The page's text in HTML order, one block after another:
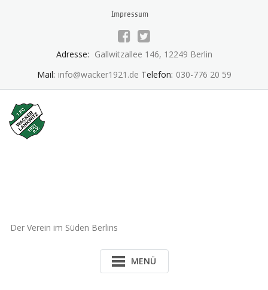
Impressum
Adresse: Gallwitzallee 146, 12249 Berlin
Mail: info@wacker1921.de Telefon: 030-776 20 59
Der Verein im Süden Berlins
MENÜ